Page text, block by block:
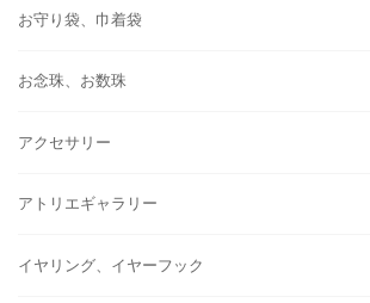
お守り袋、巾着袋
お念珠、お数珠
アクセサリー
アトリエギャラリー
イヤリング、イヤーフック